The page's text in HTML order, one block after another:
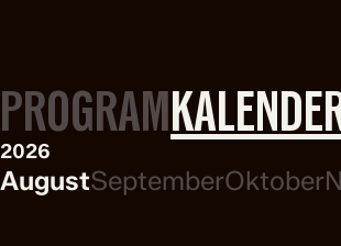
PROGRAM
2026
AugustSeptemberOktober